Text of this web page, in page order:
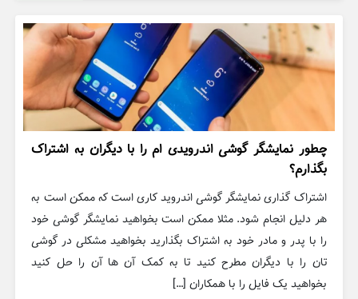
چطور نمایشگر گوشی اندرویدی ام را با دیگران به اشتراک
بگذارم؟
اشتراک گذاری نمایشگر گوشی اندروید کاری است که ممکن است به
هر دلیل انجام شود. مثلا ممکن است بخواهید نمایشگر گوشی خود
را با پدر و مادر خود به اشتراک بگذارید بخواهید مشکلی در گوشی
تان را با دیگران مطرح کنید تا به کمک آن ها آن را حل کنید
بخواهید یک فایل را با همکاران […]